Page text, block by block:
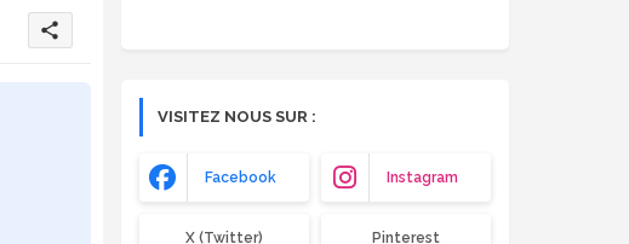
share
VISITEZ NOUS SUR :
Facebook Instagram
X (Twitter) Pinterest